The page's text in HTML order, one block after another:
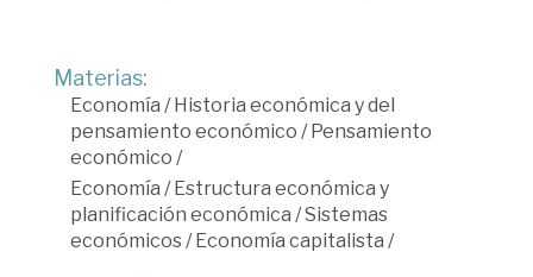
Materias:
Economía /Historia económica y del
pensamiento económico /Pensamiento
económico /
Economía /Estructura económica y
planificación económica /Sistemas
económicos/Economía capitalista /